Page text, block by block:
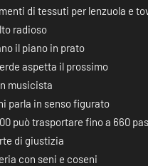
di tessuti per lenzuola e
radioso
il piano in prato
aspetta il prossimo
musicista
parla in senso figurato
può trasportare fino a 660
di giustizia
con seni e coseni